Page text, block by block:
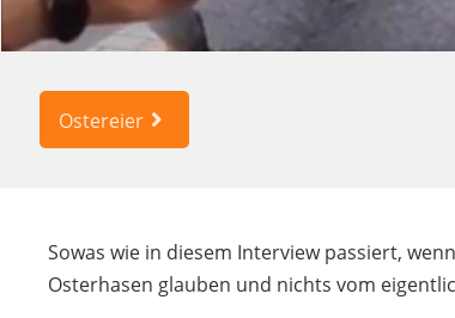
Ostereier
Sowas wie in diesem Interview passiert,
Osterhasen glauben und nichts vom